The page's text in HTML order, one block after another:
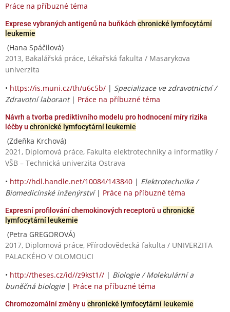
Práce na příbuzné téma
Exprese vybraných antigenů na buňkách chronické lymfocytární
leukemie
(Hana Spáčilová)
2013, Bakalářská práce, Lékařská fakulta / Masarykova
univerzita
• https://is.muni.cz/th/u6c5b/ | Specializace ve zdravotnictví /
Zdravotní laborant| Práce na příbuzné téma
Návrh a tvorba prediktivního modelu pro hodnocení míry rizika
léčby u chronické lymfocytární leukemie
(Zdeňka Krchová)
2021, Diplomová práce, Fakulta elektrotechniky a informatiky /
VŠB – Technická univerzita Ostrava
• http://hdl.handle.net/10084/143840 | Elektrotechnika /
Biomedicínské inženýrství| Práce na příbuzné téma
Expresní profilování chemokinových receptorů u chronické
lymfocytární leukemie
(Petra GREGOROVÁ)
2017, Diplomová práce, Přírodovědecká fakulta / UNIVERZITA
PALACKÉHO V OLOMOUCI
• http://theses.cz/id//z9kst1// | Biologie / Molekulární a
buněčná biologie| Práce na příbuzné téma
Chromozomální změny u chronické lymfocytární leukemie